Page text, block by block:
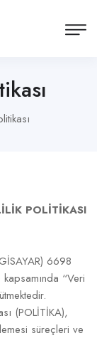
POLİTİKASI
6698
kapsamında “Veri
(POLİTİKA),
süreçleri ve